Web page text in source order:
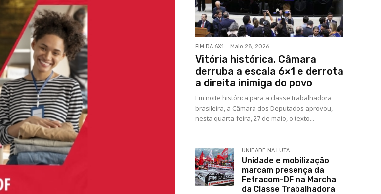
FIM DA 6X1 Maio 28, 2026
Vitória histórica. Câmara
derruba a escala 6×1 e derrota
a direita inimiga do povo
Em noite histórica para a classe trabalhadora
brasileira, a Câmara dos Deputados aprovou,
nesta quarta-feira, 27 de maio, o texto...
UNIDADE NA LUTA
Unidade e mobilização
marcam presença da
Fetracom-DF na Marcha
da Classe Trabalhadora